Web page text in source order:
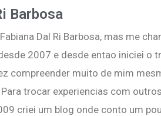
Barbosa
Dal Ri Barbosa, mas me
2007 e desde entao iniciei o
compreender muito de mim
trocar experiencias com
criei um blog onde conto um